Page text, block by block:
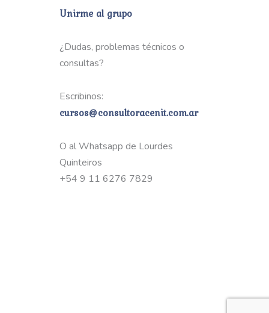
Unirme al grupo
¿Dudas, problemas técnicos o
consultas?
Escribinos:
cursos@consultoracenit.com.ar
O al Whatsapp de Lourdes
Quinteiros
+54 9 11 6276 7829